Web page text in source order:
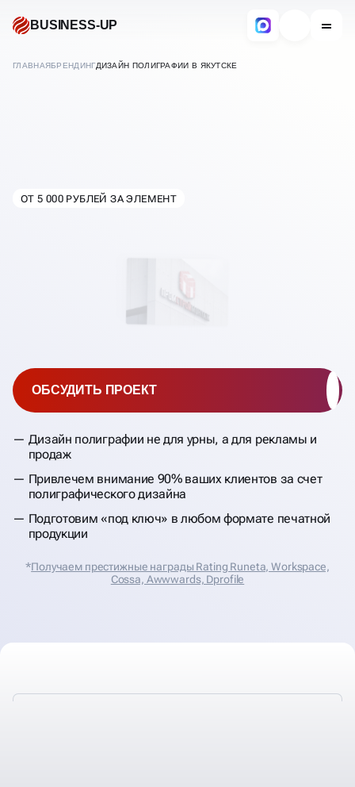
BUSINESS-UP
ГЛАВНАЯБРЕНДИНГДИЗАЙН ПОЛИГРАФИИ В ЯКУТСКЕ
ПОЛИГРАФИИ
ОТ 5 000 РУБЛЕЙ ЗА ЭЛЕМЕНТ
Дизайн полиграфии не для урны, а для рекламы и
продаж
Привлечем внимание 90% ваших клиентов за счет
полиграфического дизайна
Подготовим «под ключ» в любом формате печатной
продукции
ОБСУДИТЬ ПРОЕКТ
*Получаем престижные награды Rating Runeta, Workspace,
Cossa, Аwwwards, Dprofile